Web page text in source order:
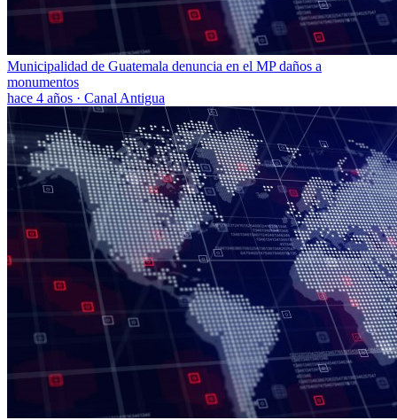
Municipalidad de Guatemala denuncia en el MP daños a
monumentos
hace 4 años · Canal Antigua